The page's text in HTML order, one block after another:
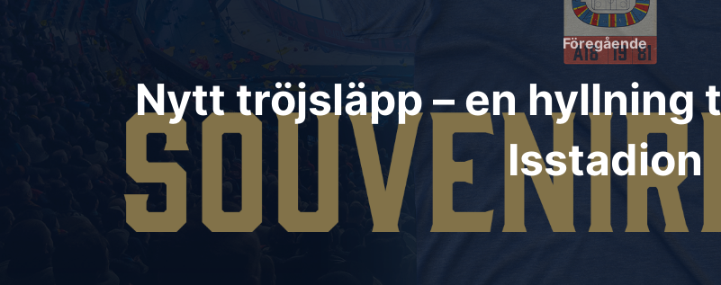
Föregående
Föregående
Nytt tröjsläpp – en hyllning
Isstadion